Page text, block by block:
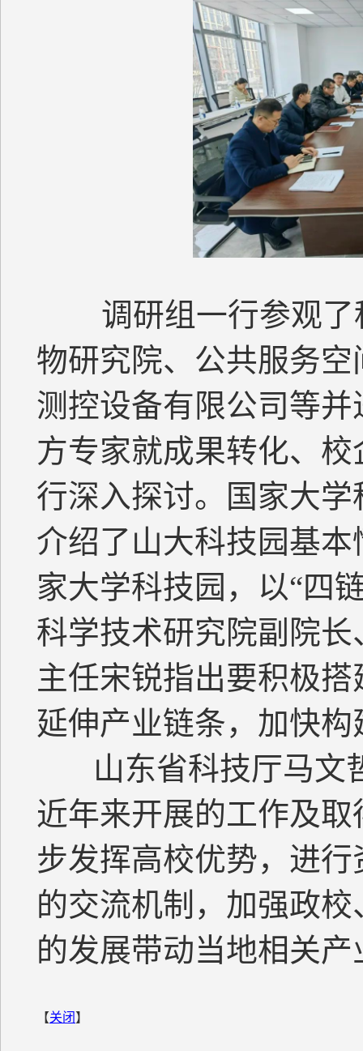
调研组一行参观了
物研究院、公共服务
测控设备有限公司等
方专家就成果转化、
行深入探讨。国家大
介绍了山大科技园基
家大学科技园，以“四
科学技术研究院副院
主任宋锐指出要积极
延伸产业链条，加快
山东省科技厅马文
近年来开展的工作及
步发挥高校优势，进
的交流机制，加强政
的发展带动当地相关
【关闭 】